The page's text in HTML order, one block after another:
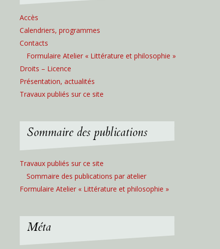
Accès
Calendriers, programmes
Contacts
Formulaire Atelier « Littérature et philosophie »
Droits – Licence
Présentation, actualités
Travaux publiés sur ce site
Sommaire des publications
Travaux publiés sur ce site
Sommaire des publications par atelier
Formulaire Atelier « Littérature et philosophie »
Méta